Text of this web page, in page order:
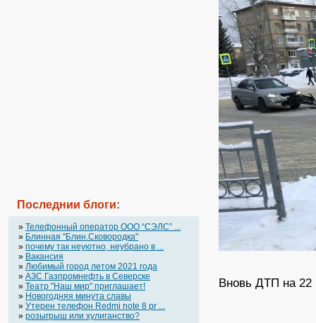
Последнии блоги:
» Телефонный оператор OOO “СЭЛС” ...
» Блинная "Блин.Сковородка"
» почему так неуютно, неубрано в ...
» Вакансия
» Любимый город летом 2021 года
» АЗС Газпромнефть в Северске
» Театр "Наш мир" приглашает!
» Новогодняя минута славы
» Утерен телефон Redmi note 8 pr ...
» розыгрыш или хулиганство?
Вновь ДТП на 22